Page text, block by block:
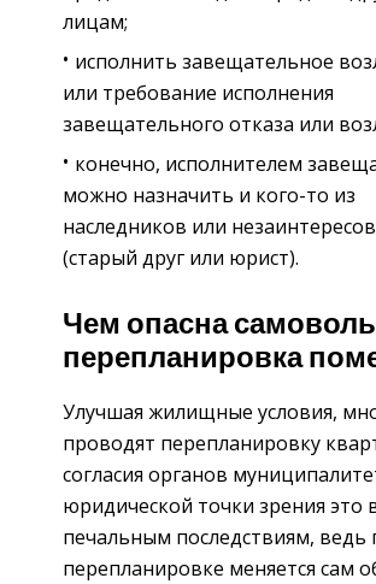
лицам;
исполнить завещательное
или требование исполнения
завещательного отказа или
конечно, исполнителем
можно назначить и кого-то из
наследников или
(старый друг или юрист).
Чем опасна
перепланировка
Улучшая жилищные условия,
проводят перепланировку
согласия органов
юридической точки зрения это
печальным последствиям, ведь
перепланировке меняется сам